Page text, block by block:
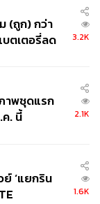
(ถูก) กว่า
ตเตอรี่ลด
3.2K
าพชุดแรก
. นี้
2.1K
ย์ ‘แยกริน
1.6K